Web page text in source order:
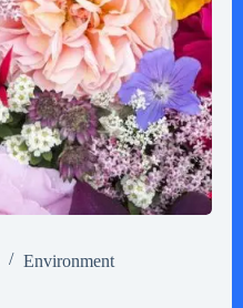
Environment